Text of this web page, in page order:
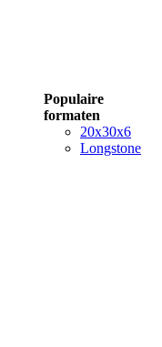
Populaire
formaten
20x30x6
Longstone